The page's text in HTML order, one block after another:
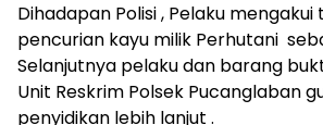
Dihadapan Polisi , Pelaku
pencurian kayu milik Perhutani
Selanjutnya pelaku dan barang
Unit Reskrim Polsek Pucanglaban
penyidikan lebih lanjut .